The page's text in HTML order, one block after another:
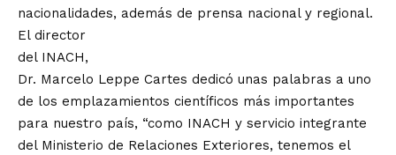
nacionalidades, además de prensa nacional y regional.
El director
del INACH,
Dr. Marcelo Leppe Cartes dedicó unas palabras a uno
de los emplazamientos científicos más importantes
para nuestro país, “como INACH y servicio integrante
del Ministerio de Relaciones Exteriores, tenemos el